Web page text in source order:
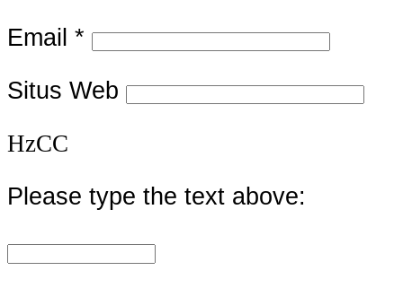
Email *
Situs Web
HzCC
Please type the text above: